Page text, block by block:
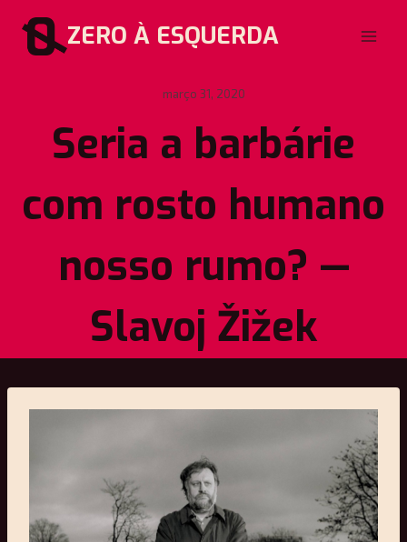
para
ZERO À ESQUERDA
março 31, 2020
Seria a barbárie
com rosto humano
nosso rumo? —
Slavoj Žižek